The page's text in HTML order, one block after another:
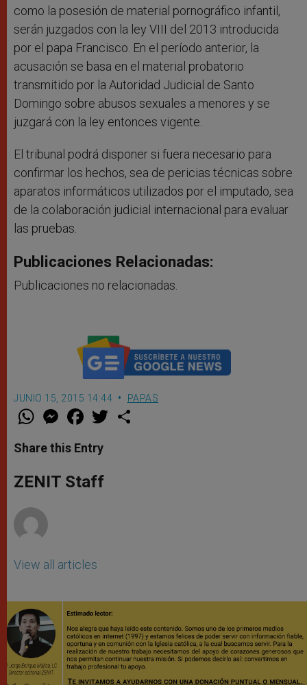
como la posesión de material pornográfico infantil,
serán juzgados con la ley VIII del 2013 introducida
por el papa Francisco. En el período anterior, la
acusación se basa en el material probatorio
transmitido por la Autoridad Judicial de Santo
Domingo sobre abusos sexuales a menores y se
juzgará con la ley entonces vigente.
El tribunal podrá disponer si fuera necesario para
confirmar los hechos, sea de pericias técnicas sobre
aparatos informáticos utilizados por el imputado, sea
de la colaboración judicial internacional para evaluar
las pruebas.
Publicaciones Relacionadas:
Publicaciones no relacionadas.
JUNIO 15, 2015 14:44 PAPAS
W
t
s
p
p
M
e
s
e
g
e
F
a
e
b
o
k
w
Share this Entry
ZENIT Staff
View all articles